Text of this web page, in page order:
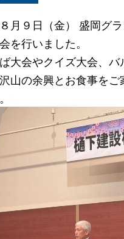
月９日（金） 盛岡グ
を行いました。
大会やクイズ大会、バ
山の余興とお食事を